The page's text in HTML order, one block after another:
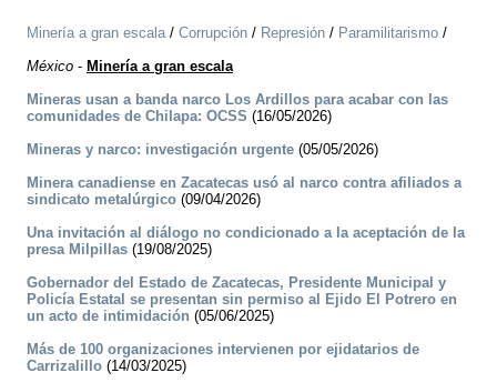
Minería a gran escala/ Corrupción / Represión / Paramilitarismo /
México - Minería a gran escala
Mineras usan a banda narco Los Ardillos para acabar con las
comunidades de Chilapa: OCSS (16/05/2026)
Mineras y narco: investigación urgente (05/05/2026)
Minera canadiense en Zacatecas usó al narco contra afiliados a
sindicato metalúrgico (09/04/2026)
Una invitación al diálogo no condicionado a la aceptación de la
presa Milpillas (19/08/2025)
Gobernador del Estado de Zacatecas, Presidente Municipal y
Policía Estatal se presentan sin permiso al Ejido El Potrero en
un acto de intimidación (05/06/2025)
Más de 100 organizaciones intervienen por ejidatarios de
Carrizalillo (14/03/2025)